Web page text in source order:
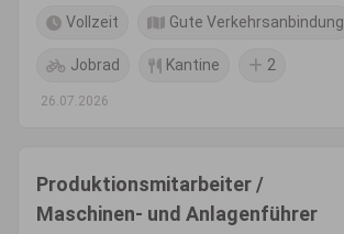
Vollzeit Gute Verkehrsanbindung
Jobrad Kantine 2
26.07.2026
Produktionsmitarbeiter /
Maschinen- und Anlagenführer